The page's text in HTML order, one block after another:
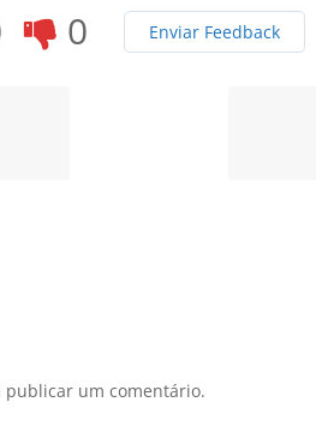
0 Enviar Feedback
publicar um comentário.